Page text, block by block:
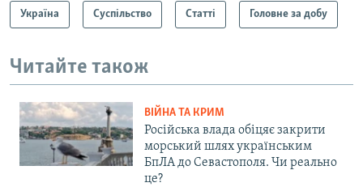
Україна Суспільство Статті Головне за добу
Читайте також
ВІЙНА ТА КРИМ
Російська влада обіцяє закрити
морський шлях українським
БпЛА до Севастополя. Чи реально
це?